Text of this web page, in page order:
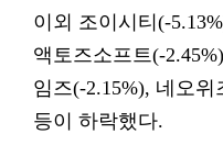
이외 조이시티(-
액토즈소프트(-
임즈(-2.15%), 네오위
등이 하락했다.